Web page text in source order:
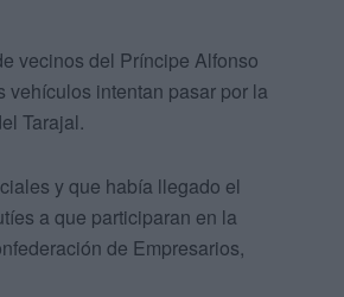
vecinos del Príncipe Alfonso
intentan pasar por la
Tarajal.
y que había llegado el
a que participaran en la
de Empresarios,